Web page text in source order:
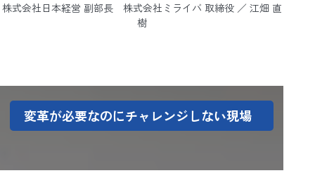
株式会社日本経営 副部長 株式会社ミライバ 取締役 ／ 江畑 直
樹
変革が必要なのにチャレンジしない現場